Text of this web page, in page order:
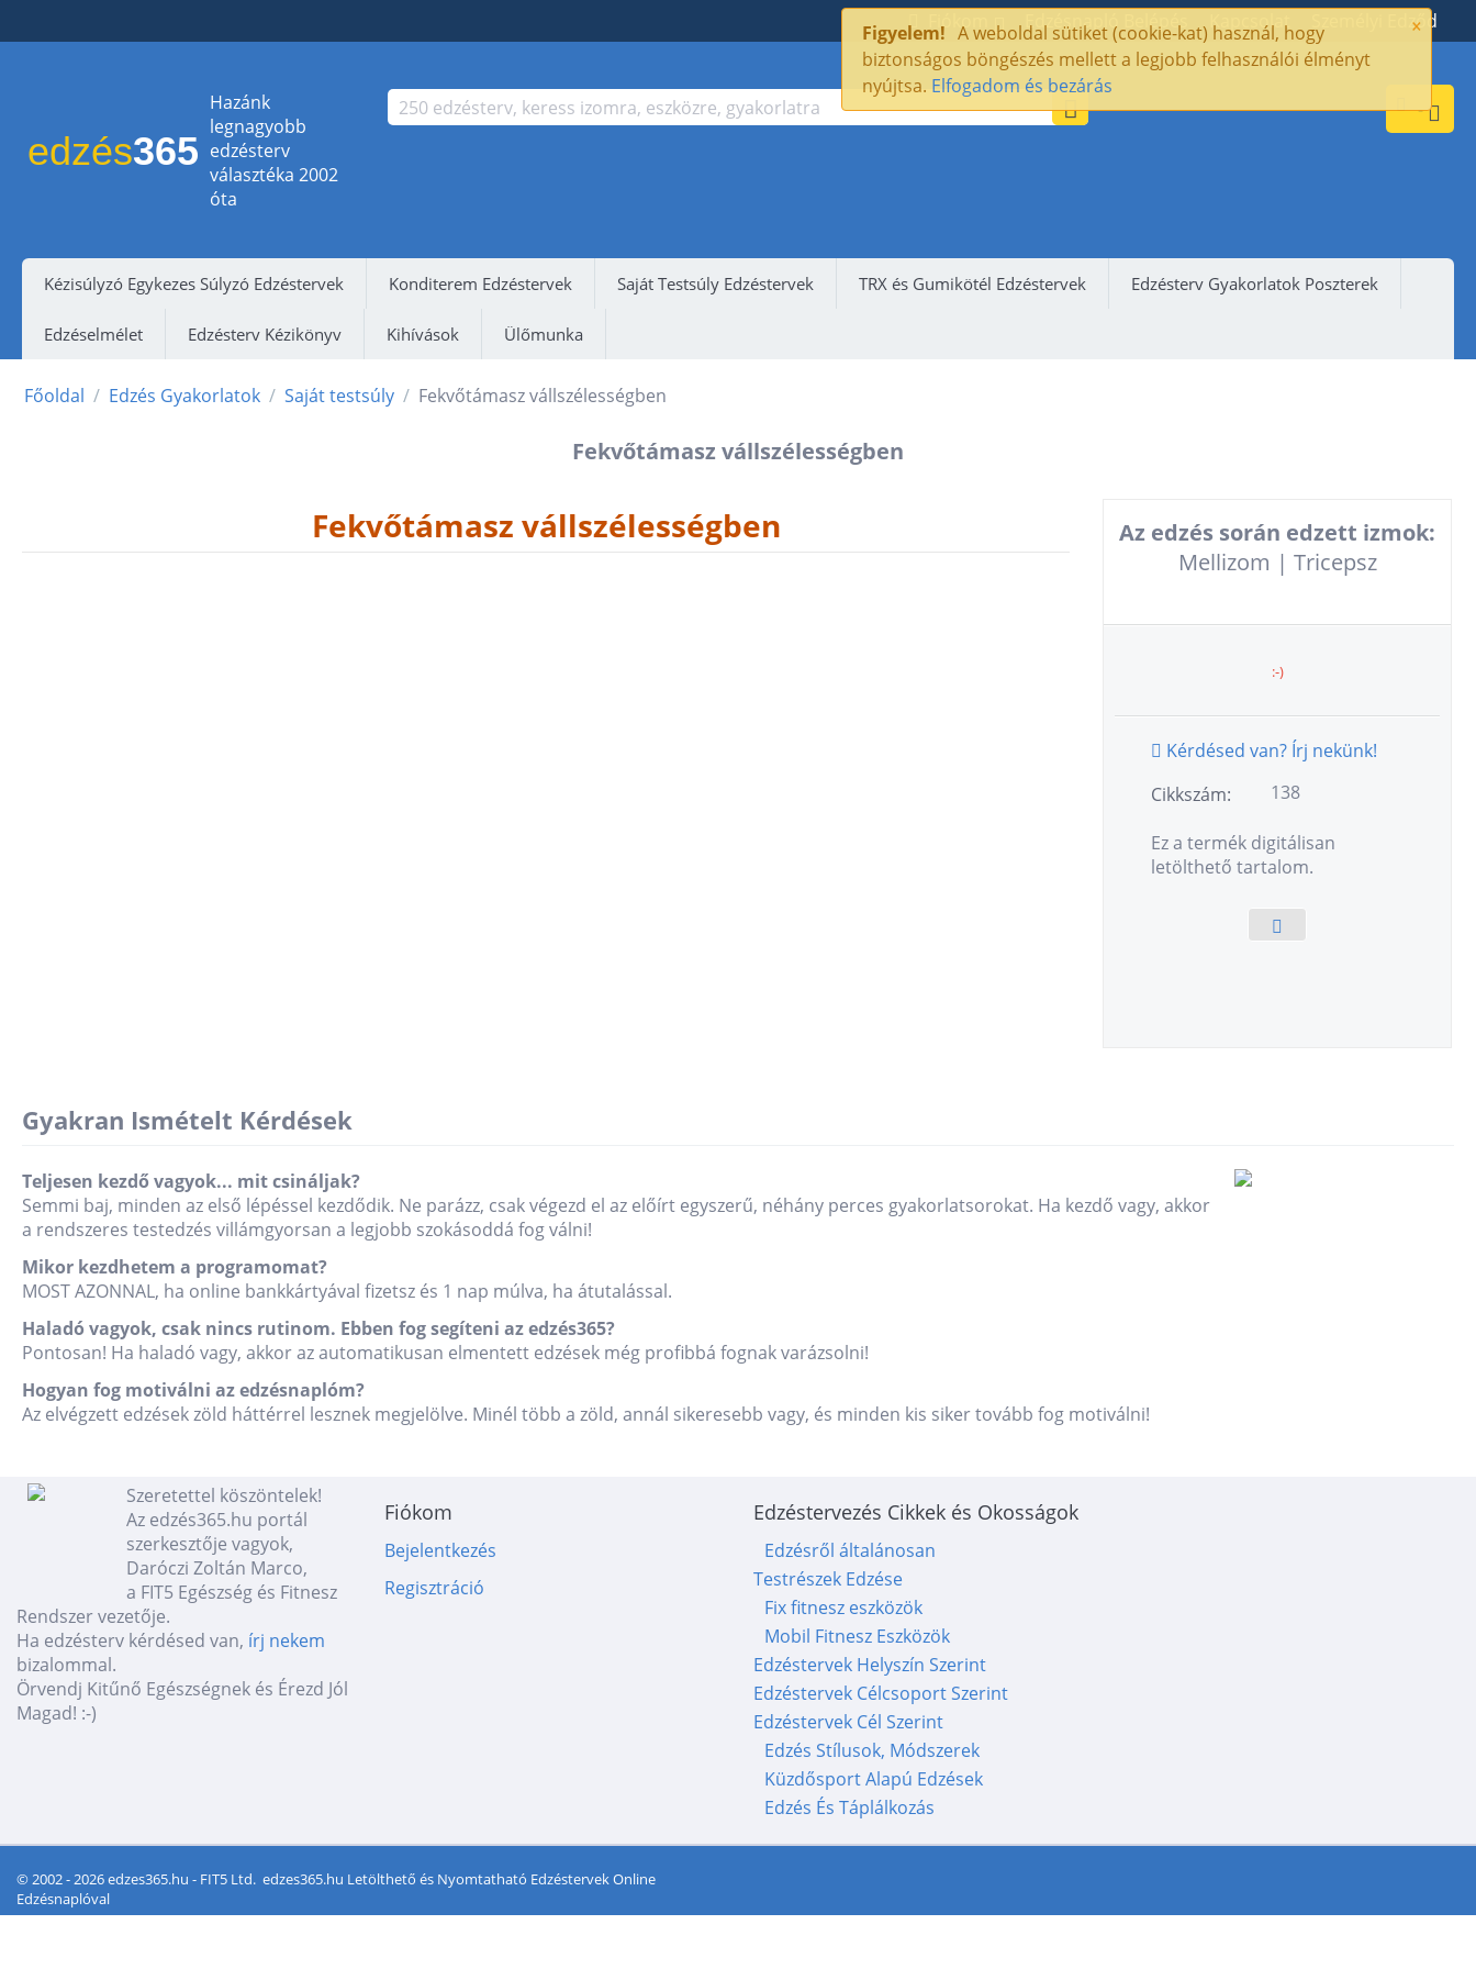
×
Figyelem! A weboldal sütiket (cookie-kat) használ, hogy
biztonságos böngészés mellett a legjobb felhasználói élményt
nyújtsa. Elfogadom és bezárás
Edzésnapló Belépés Kapcsolat Személyi Edződ
Fiókom
edzés365
Hazánk
legnagyobb
edzésterv
választéka 2002
óta
-
Kézisúlyzó Egykezes Súlyzó Edzéstervek Konditerem Edzéstervek Saját Testsúly Edzéstervek TRX és Gumikötél Edzéstervek Edzésterv Gyakorlatok Poszterek
Edzéselmélet Edzésterv Kézikönyv Kihívások Ülőmunka
Főoldal / Edzés Gyakorlatok / Saját testsúly / Fekvőtámasz vállszélességben
Fekvőtámasz vállszélességben
Fekvőtámasz vállszélességben
Az edzés során edzett izmok:
Mellizom | Tricepsz
:-)
Kérdésed van? Írj nekünk!
Cikkszám:
138
Ez a termék digitálisan
letölthető tartalom.
Gyakran Ismételt Kérdések
Teljesen kezdő vagyok... mit csináljak?
Semmi baj, minden az első lépéssel kezdődik. Ne parázz, csak végezd el az előírt egyszerű, néhány perces gyakorlatsorokat. Ha kezdő vagy, akkor
a rendszeres testedzés villámgyorsan a legjobb szokásoddá fog válni!
Mikor kezdhetem a programomat?
MOST AZONNAL, ha online bankkártyával fizetsz és 1 nap múlva, ha átutalással.
Haladó vagyok, csak nincs rutinom. Ebben fog segíteni az edzés365?
Pontosan! Ha haladó vagy, akkor az automatikusan elmentett edzések még profibbá fognak varázsolni!
Hogyan fog motiválni az edzésnaplóm?
Az elvégzett edzések zöld háttérrel lesznek megjelölve. Minél több a zöld, annál sikeresebb vagy, és minden kis siker tovább fog motiválni!
Szeretettel köszöntelek!
Az edzés365.hu portál
szerkesztője vagyok,
Daróczi Zoltán Marco,
a FIT5 Egészség és Fitnesz
Rendszer vezetője.
Ha edzésterv kérdésed van, írj nekem
bizalommal.
Örvendj Kitűnő Egészségnek és Érezd Jól
Magad! :-)
Fiókom
Bejelentkezés
Regisztráció
Edzéstervezés Cikkek és Okosságok
Edzésről általánosan
Testrészek Edzése
Fix fitnesz eszközök
Mobil Fitnesz Eszközök
Edzéstervek Helyszín Szerint
Edzéstervek Célcsoport Szerint
Edzéstervek Cél Szerint
Edzés Stílusok, Módszerek
Küzdősport Alapú Edzések
Edzés És Táplálkozás
© 2002 - 2026 edzes365.hu - FIT5 Ltd. edzes365.hu Letölthető és Nyomtatható Edzéstervek Online
Edzésnaplóval